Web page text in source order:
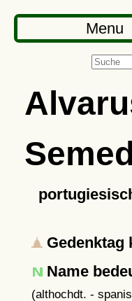
Menu
Gedenktag
Name
(althochdt. -